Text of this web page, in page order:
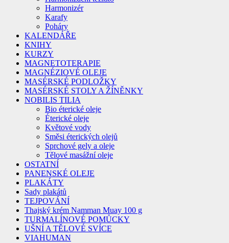
Harmonizér
Karafy
Poháry
KALENDÁŘE
KNIHY
KURZY
MAGNETOTERAPIE
MAGNÉZIOVÉ OLEJE
MASÉRSKÉ PODLOŽKY
MASÉRSKÉ STOLY A ŽÍNĚNKY
NOBILIS TILIA
Bio éterické oleje
Éterické oleje
Květové vody
Směsi éterických olejů
Sprchové gely a oleje
Tělové masážní oleje
OSTATNÍ
PANENSKÉ OLEJE
PLAKÁTY
Sady plakátů
TEJPOVÁNÍ
Thajský krém Namman Muay 100 g
TURMALÍNOVÉ POMŮCKY
UŠNÍ A TĚLOVÉ SVÍCE
VIAHUMAN